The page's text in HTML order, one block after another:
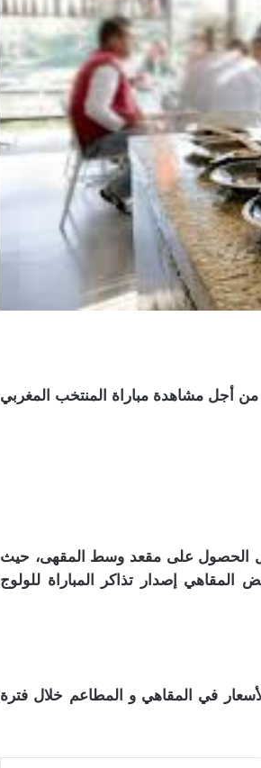
أجل مشاهدة مباراة المنتخب المغربي
الحصول على مقعد وسط المقهى، حيث
في حين اختارت بعض المقاهي إصدار تذاكر المباراة للولوج
في المقاهي و المطاعم خلال فترة